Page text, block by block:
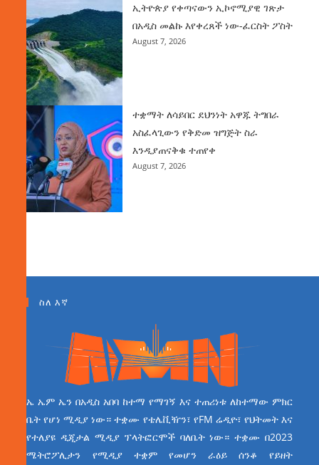
ኢትዮጵያ የቀጣናውን ኢኮኖሚያዊ ገጽታ
በአዲስ መልኩ እየቀረጸች ነው-ፈርስት ፖስት
August 7, 2026
ተቋማት ለሳይበር ደህንነት አዋጁ ትግበራ
አስፈላጊውን የቅድመ ዝግጅት ስራ
እንዲያጠናቅቁ ተጠየቀ
August 7, 2026
ስለ እኛ
ኤ ኤም ኤን በአዲስ አበባ ከተማ የማገኝ እና ተጠሪነቱ ለከተማው ምክር
ቤት የሆነ ሚዲያ ነው። ተቋሙ የቴሌቪዥን፣ የFM ሬዲዮ፣ የህትመት እና
የተለያዩ ዲጂታል ሚዲያ ፕላትፎርሞች ባለቤት ነው። ተቋሙ በ2023
ሜትሮፖሊታን የሚዲያ ተቋም የመሆን ራዕይ ሰንቆ የይዘት